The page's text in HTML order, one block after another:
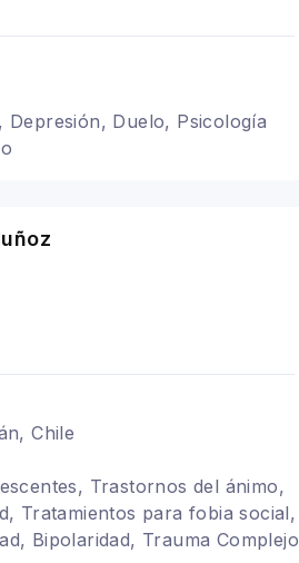
Depresión, Duelo, Psicología
Chile
Trastornos del ánimo,
Tratamientos para fobia social,
Bipolaridad, Trauma Complejo